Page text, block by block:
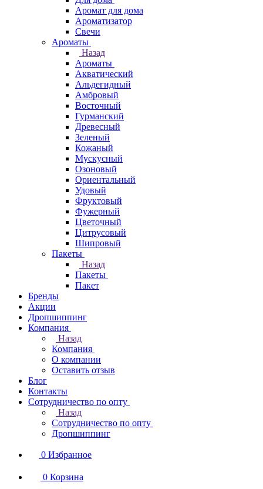
Аромат для дома
Ароматизатор
Свечи
Ароматы
Назад
Ароматы
Акватический
Альдегидный
Амбровый
Восточный
Гурманский
Древесный
Зеленый
Кожаный
Мускусный
Озоновый
Ориентальный
Удовый
Фруктовый
Фужерный
Цветочный
Цитрусовый
Шипровый
Пакеты
Назад
Пакеты
Пакет
Бренды
Акции
Дропшиппинг
Компания
Назад
Компания
О компании
Оставить отзыв
Блог
Контакты
Сотрудничество по опту
Назад
Сотрудничество по опту
Дропшиппинг
0 Избранное
0 Корзина